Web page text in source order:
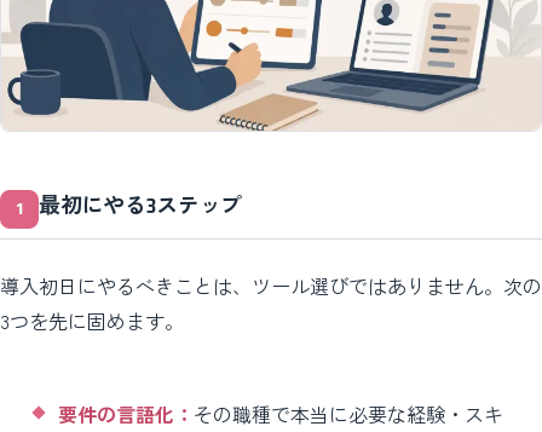
最初にやる3ステップ
導入初日にやるべきことは、ツール選びではありません。次の
3つを先に固めます。
要件の言語化： その職種で本当に必要な経験・スキ